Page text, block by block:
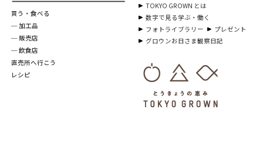
買う・食べる
─ 加工品
─ 販売店
─ 飲食店
直売所へ行こう
レシピ
TOKYO GROWN とは
数字で見る学ぶ・働く
フォトライブラリー
プレゼント
グロウンお日さま観察日記